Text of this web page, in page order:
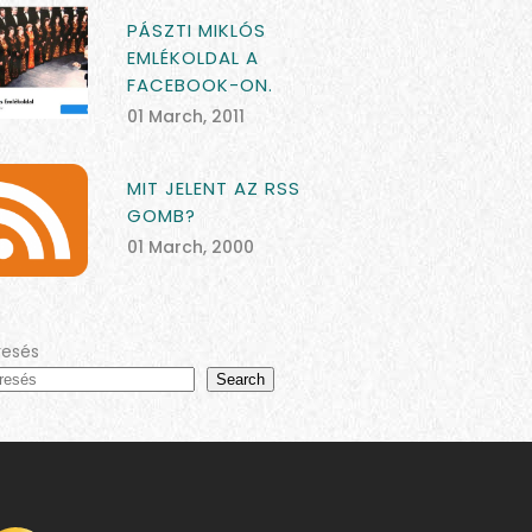
PÁSZTI MIKLÓS
EMLÉKOLDAL A
FACEBOOK-ON.
01 March, 2011
MIT JELENT AZ RSS
GOMB?
01 March, 2000
Search